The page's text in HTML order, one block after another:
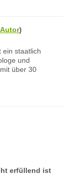
)
ein staatlich
und
über 30
erfüllend ist